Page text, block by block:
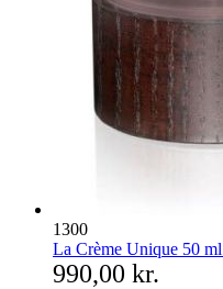
1300
La Crème Unique 50
990,00 kr.